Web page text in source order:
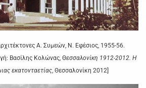
Α. Συμεών, Ν. Εφέσιος, 1955-56.
Βασίλης Κολώνας, Θεσσαλονίκη 1912-2012. Η
εκατονταετίας, Θεσσαλονίκη 2012]